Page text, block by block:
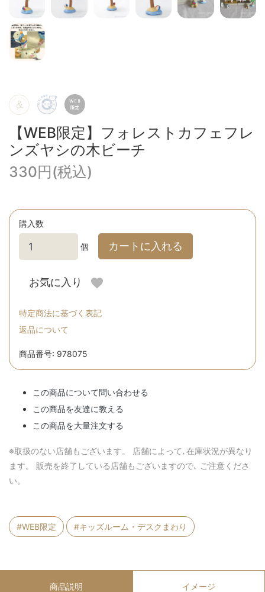
【WEB限定】フォレストカフェフレ
ンズヤシの木ビーチ
330円(税込)
購入数
個 カートに入れる
お気に入り
特定商法に基づく表記
返品について
商品番号: 978075
この商品について問い合わせる
この商品を友達に教える
この商品を大量注文する
※取扱のない店舗もございます。 店舗によって､在庫状況が異なり
ます。 販売を終了している店舗もございますので､ ご注意くださ
い。
#WEB限定 #キッズルーム・デスクまわり
商品説明 イメージ